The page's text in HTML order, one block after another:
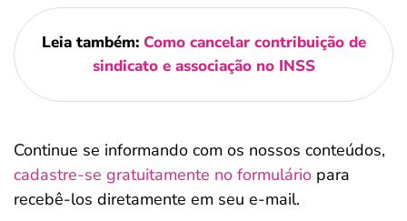
Leia também: Como cancelar contribuição de
sindicato e associação no INSS
Continue se informando com os nossos conteúdos,
cadastre-se gratuitamente no formulário para
recebê-los diretamente em seu e-mail.